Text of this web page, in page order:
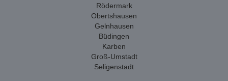
Rödermark
Obertshausen
Gelnhausen
Büdingen
Karben
Groß-Umstadt
Seligenstadt